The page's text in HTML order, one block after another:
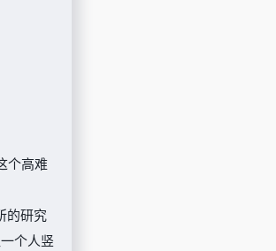
个高难
的研究
个人竖